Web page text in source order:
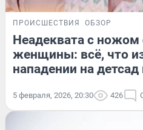
ПРОИСШЕСТВИЯ ОБЗОР
Неадеквата с ножом
женщины: всё, что
нападении на детсад
5 февраля, 2026, 20:30 426